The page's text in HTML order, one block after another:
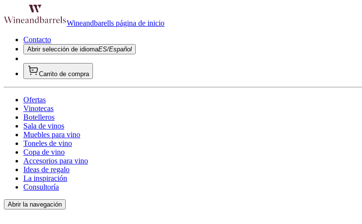
Wineandbarells página de inicio
Contacto
Abrir selección de idiomaES/Español
Carrito de compra
Ofertas
Vinotecas
Botelleros
Sala de vinos
Muebles para vino
Toneles de vino
Copa de vino
Accesorios para vino
Ideas de regalo
La inspiración
Consultoría
Abrir la navegación